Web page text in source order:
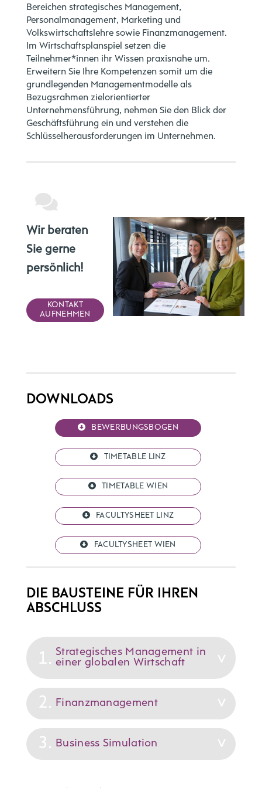
Bereichen strategisches Management,
Personalmanagement, Marketing und
Volkswirtschaftslehre sowie Finanzmanagement.
Im Wirtschaftsplanspiel setzen die
Teilnehmer*innen ihr Wissen praxisnahe um.
Erweitern Sie Ihre Kompetenzen somit um die
grundlegenden Managementmodelle als
Bezugsrahmen zielorientierter
Unternehmensführung, nehmen Sie den Blick der
Geschäftsführung ein und verstehen die
Schlüsselherausforderungen im Unternehmen.
Wir beraten
Sie gerne
persönlich!
KONTAKT
AUFNEHMEN
DOWNLOADS
BEWERBUNGSBOGEN
TIMETABLE LINZ
TIMETABLE WIEN
FACULTYSHEET LINZ
FACULTYSHEET WIEN
DIE BAUSTEINE FÜR IHREN
ABSCHLUSS
1. Strategisches Management in
einer globalen Wirtschaft
Gruppenbildung- und Dynamik,
Erfüllung organisationaler Ziele
2. Finanzmanagement
Bilanzierung und
3. Business Simulation